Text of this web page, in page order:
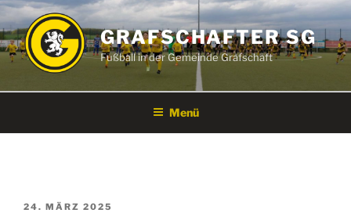
Zum
Inhalt
springen
GRAFSCHAFTER SG
Fußball in der Gemeinde Grafschaft
Menü
VERÖFFENTLICHT
24. MÄRZ 2025